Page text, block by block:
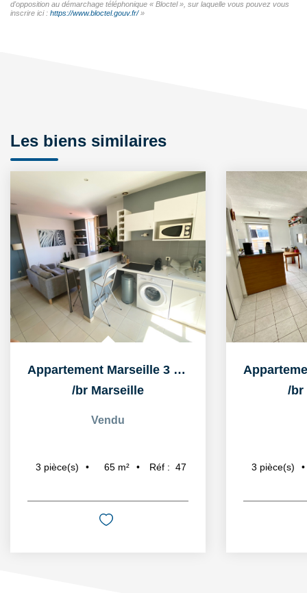
d'opposition au démarchage téléphonique « Bloctel », sur laquelle vous pouvez vous
inscrire ici : https://www.bloctel.gouv.fr/»
Les biens similaires
Appartement Marseille 3 pièce(s) 66 m2
/br Marseille
Vendu
3 pièce(s) 65 m² Réf : 47
/br
3 pièce(s)